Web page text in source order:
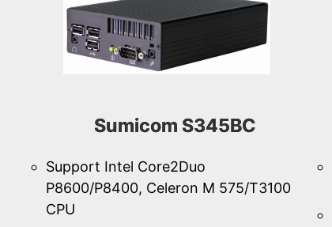
Sumicom S345BC
Support Intel Core2Duo
P8600/P8400, Celeron M 575/T3100
CPU